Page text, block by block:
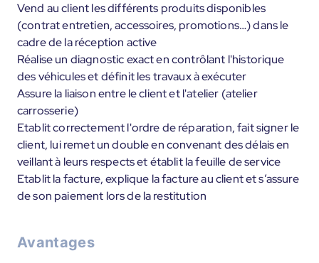
Vend au client les différents produits disponibles
(contrat entretien, accessoires, promotions…) dans le
cadre de la réception active
Réalise un diagnostic exact en contrôlant l'historique
des véhicules et définit les travaux à exécuter
Assure la liaison entre le client et l'atelier (atelier
carrosserie)
Etablit correctement l'ordre de réparation, fait signer le
client, lui remet un double en convenant des délais en
veillant à leurs respects et établit la feuille de service
Etablit la facture, explique la facture au client et s’assure
de son paiement lors de la restitution
Avantages